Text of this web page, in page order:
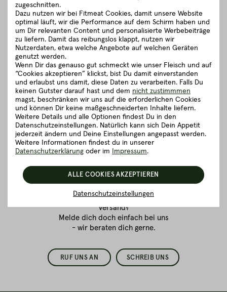
Fleischkauf ist
Vertrauenssache.
Wir sind für dich da!
Du bestellst zum ersten Mal
zur Verpackung oder dem
Versand?
Melde dich doch einfach bei uns
- wir beraten dich gerne.
RUF UNS AN SCHREIB UNS
zugeschnitten.
Dazu nutzen wir bei Fitmeat Cookies, damit unsere Website
optimal läuft, wir die Performance auf dem Schirm haben und
um Dir relevanten Content und personalisierte Werbebeiträge
zu liefern. Damit das reibungslos klappt, nutzen wir
Nutzerdaten, etwa welche Angebote auf welchen Geräten
genutzt werden.
Wenn Dir das genauso gut schmeckt wie unser Fleisch und auf
“Cookies akzeptieren” klickst, bist Du damit einverstanden
und erlaubst uns damit, diese Daten zu verarbeiten. Falls Du
keinen Gutster darauf hast und dem nicht zustimmmen
magst, beschränken wir uns auf die erforderlichen Cookies
und können Dir keine maßgeschneiderten Inhalte liefern.
Weitere Details und alle Optionen findest Du in den
Datenschutzeinstellungen. Natürlich kann sich Dein Appetit
jederzeit ändern und Deine Einstellungen angepasst werden.
Weitere Informationen findest du in unserer
Datenschutzerklärung oder im Impressum.
Datenschutzeinstellungen
ALLE COOKIES AKZEPTIEREN